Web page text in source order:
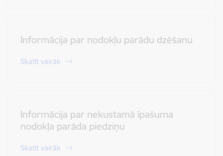
Informācija par nodokļu parādu dzēšanu
Skatīt vairāk
Informācija par nekustamā īpašuma
nodokļa parāda piedziņu
Skatīt vairāk